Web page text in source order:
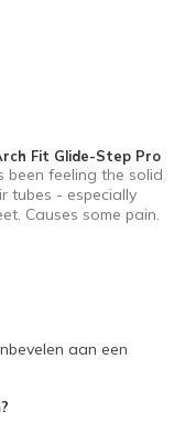
Fit Glide-Step Pro
been feeling the solid
tubes - especially
Causes some pain.
aan een